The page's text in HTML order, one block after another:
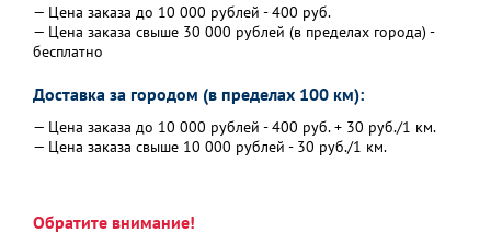
— Цена заказа до 10 000 рублей - 400 руб.
— Цена заказа свыше 30 000 рублей (в пределах города) -
бесплатно
Доставка за городом (в пределах 100 км):
— Цена заказа до 10 000 рублей - 400 руб. + 30 руб./1 км.
— Цена заказа свыше 10 000 рублей - 30 руб./1 км.
Обратите внимание!